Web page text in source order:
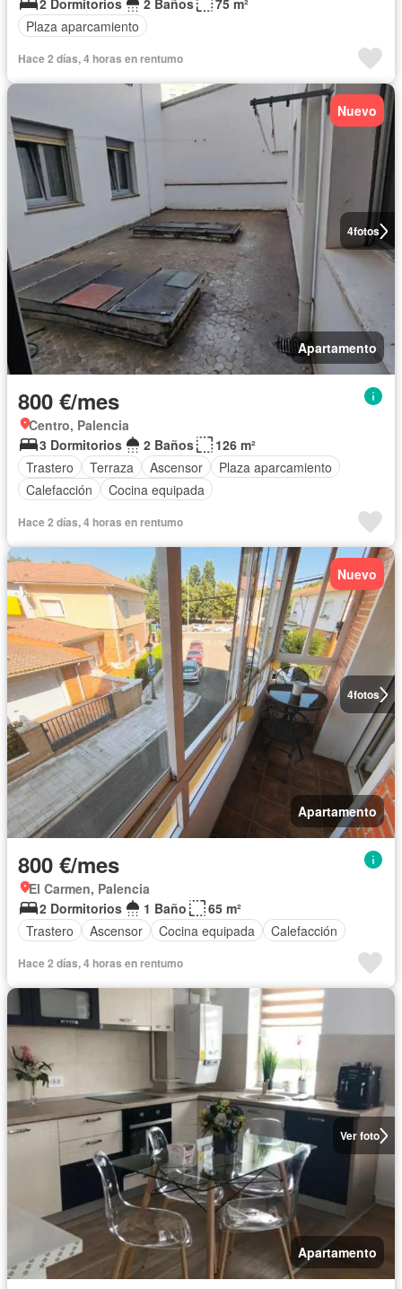
2 Dormitorios 2 Baños
75 m²
Plaza aparcamiento
Hace 2 días, 4 horas en rentumo
4fotos
Nuevo
Apartamento
800 €/mes
Centro, Palencia
3 Dormitorios
2 Baños
126 m²
Trastero
Terraza Ascensor
Plaza aparcamiento
Calefacción
Cocina equipada
Hace 2 días, 4 horas en rentumo
4fotos
Nuevo
Apartamento
800 €/mes
El Carmen, Palencia
2 Dormitorios
1 Baño
65 m²
Trastero
Ascensor Cocina equipada Calefacción
Hace 2 días, 4 horas en rentumo
Ver foto
Apartamento